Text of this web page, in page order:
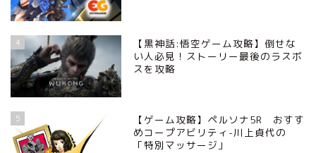
4
【黒神話:悟空ゲーム攻略】倒せな
い人必見！ストーリー最後のラスボ
スを攻略
5
【ゲーム攻略】ペルソナ5R おすす
めコープアビリティ-川上貞代の
「特別マッサージ」